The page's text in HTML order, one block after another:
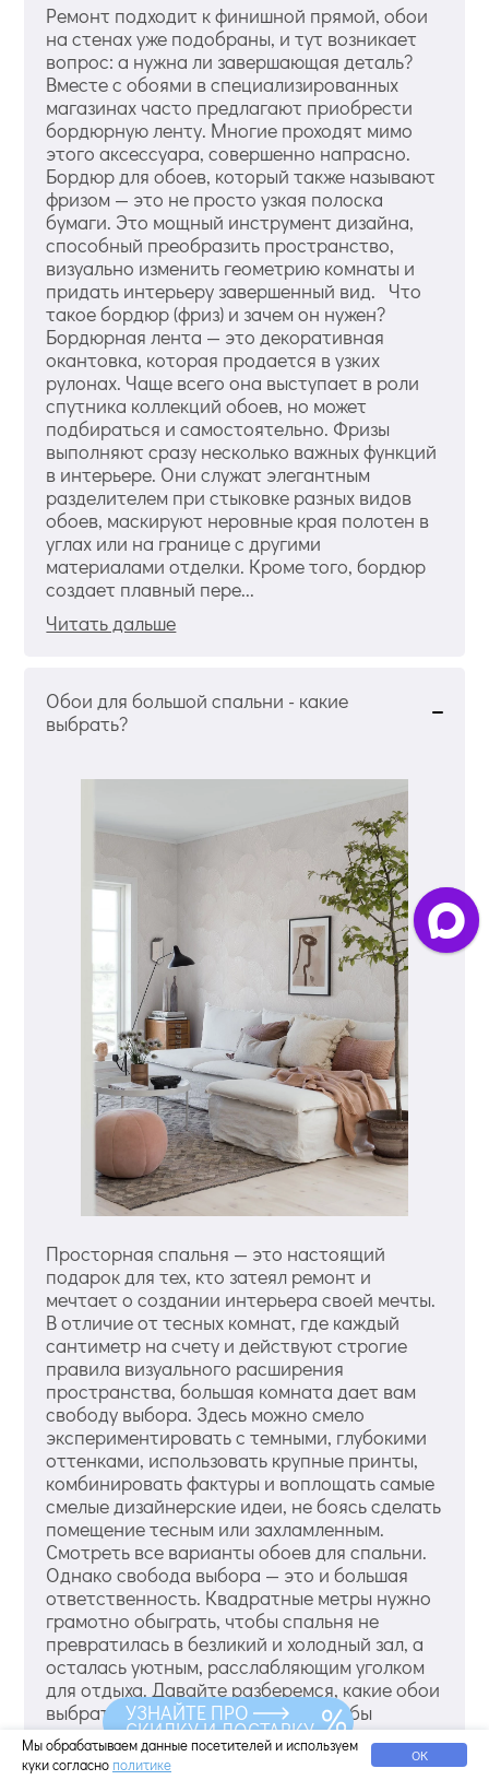
Ремонт подходит к финишной прямой, обои
на стенах уже подобраны, и тут возникает
вопрос: а нужна ли завершающая деталь?
Вместе с обоями в специализированных
магазинах часто предлагают приобрести
бордюрную ленту. Многие проходят мимо
этого аксессуара, совершенно напрасно.
Бордюр для обоев, который также называют
фризом — это не просто узкая полоска
бумаги. Это мощный инструмент дизайна,
способный преобразить пространство,
визуально изменить геометрию комнаты и
придать интерьеру завершенный вид. Что
такое бордюр (фриз) и зачем он нужен?
Бордюрная лента — это декоративная
окантовка, которая продается в узких
рулонах. Чаще всего она выступает в роли
спутника коллекций обоев, но может
подбираться и самостоятельно. Фризы
выполняют сразу несколько важных функций
в интерьере. Они служат элегантным
разделителем при стыковке разных видов
обоев, маскируют неровные края полотен в
углах или на границе с другими
материалами отделки. Кроме того, бордюр
создает плавный пере...
Читать дальше
Обои для большой спальни - какие
выбрать?
Просторная спальня — это настоящий
подарок для тех, кто затеял ремонт и
мечтает о создании интерьера своей мечты.
В отличие от тесных комнат, где каждый
сантиметр на счету и действуют строгие
правила визуального расширения
пространства, большая комната дает вам
свободу выбора. Здесь можно смело
экспериментировать с темными, глубокими
оттенками, использовать крупные принты,
комбинировать фактуры и воплощать самые
смелые дизайнерские идеи, не боясь сделать
помещение тесным или захламленным.
Смотреть все варианты обоев для спальни.
Однако свобода выбора — это и большая
ответственность. Квадратные метры нужно
грамотно обыграть, чтобы спальня не
превратилась в безликий и холодный зал, а
осталась уютным, расслабляющим уголком
для отдыха. Давайте разберемся, какие обои
выбрать для большой спальни, чтобы
результат радовал вас долгие годы.
Смотреть еще обои для спальни с вензелями.
Мы обрабатываем данные посетителей и используем
куки согласно политике ОК
УЗНАЙТЕ ПРО
СКИДКУ И ДОСТАВКУ